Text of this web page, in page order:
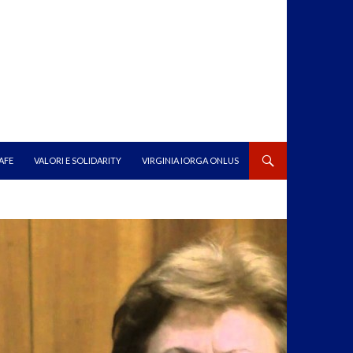
VALORI E SOLIDARITY VIRGINIA IORGA ONLUS